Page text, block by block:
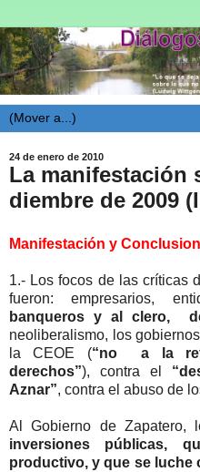
24 de enero de 2010
La manifestación
diembre de 2009
Manifestación y
1.- Los focos de las críticas
fueron: empresarios,
banqueros y al clero,
neoliberalismo, los
la CEOE (“no a la
derechos”), contra el
Aznar”, contra el abuso de
Al Gobierno de Zapatero,
inversiones públicas,
productivo, y que se luche